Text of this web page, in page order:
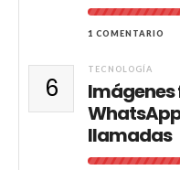
1 COMENTARIO
6
TECNOLOGÍA
llamadas